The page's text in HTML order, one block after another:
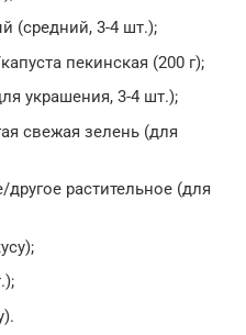
(средний, 3-4 шт.);
пекинская (200 г);
украшения, 3-4 шт.);
свежая зелень (для
растительное (для